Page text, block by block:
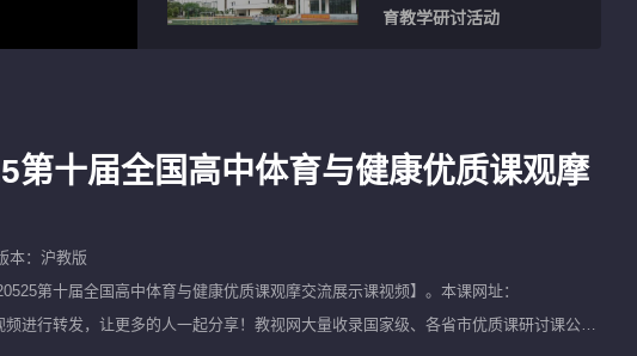
育教学研讨活动
40:29
流活动
289
39:34
469
《障碍跑》示范课教学视
第十届全国高中体育与健康优质课观摩
本：沪教版
第十届全国高中体育与健康优质课观摩交流展示课视频】。本课网址：
行转发，让更多的人一起分享！教视网大量收录国家级、各省市优质课研讨课公开